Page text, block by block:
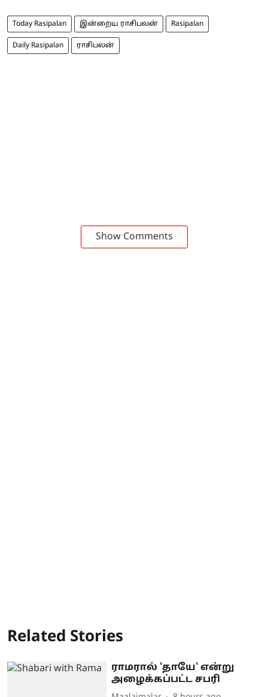
Today Rasipalan இன்றைய ராசிபலன் Rasipalan
Daily Rasipalan ராசிபலன்
Show Comments
Related Stories
ராமரால் 'தாயே' என்று
அழைக்கப்பட்ட சபரி